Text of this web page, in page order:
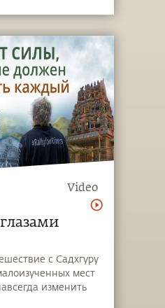
Video
с Садхгуру
мест
изменить